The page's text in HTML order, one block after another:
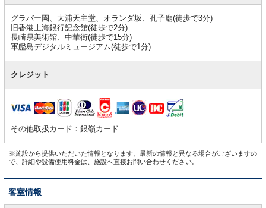
グラバー園、大浦天主堂、オランダ坂、孔子廟(徒歩で3分)
旧香港上海銀行記念館(徒歩で2分)
長崎県美術館、中華街(徒歩で15分)
軍艦島デジタルミュージアム(徒歩で1分)
クレジット
その他取扱カード：銀嶺カード
※施設から提供いただいた情報となります。最新の情報と異なる場合がございますの
で、詳細や設備使用料金は、施設へ直接お問い合わせください。
客室情報